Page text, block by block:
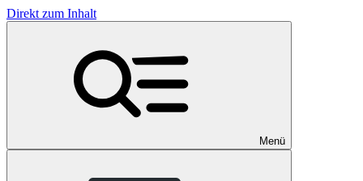
Direkt zum Inhalt
Menü